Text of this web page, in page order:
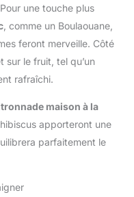
une touche plus
, comme un Boulaouane,
feront merveille. Côté
sur le fruit, tel qu’un
rafraîchi.
maison à la
apporteront une
parfaitement le